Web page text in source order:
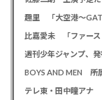
趣里 「大空港～
比嘉愛未 「ファース
週刊少年ジャンプ、